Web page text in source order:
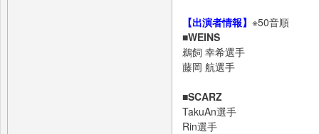
【出演者情報】 ※50音順
■WEINS
鵜飼 幸希選手
藤岡 航選手
■SCARZ
TakuAn選手
Rin選手